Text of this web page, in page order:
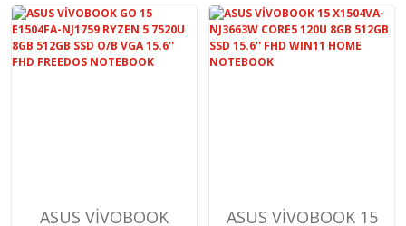
ASUS VİVOBOOK
ASUS VİVOBOOK 15